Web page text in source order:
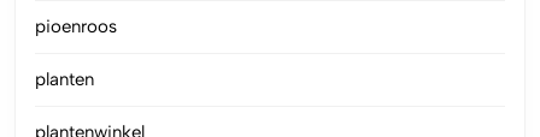
pioenroos
planten
plantenwinkel